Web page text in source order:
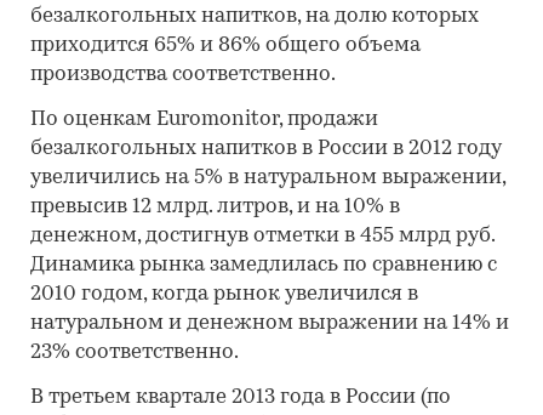
безалкогольных напитков, на долю которых
приходится 65% и 86% общего объема
производства соответственно.
По оценкам Euromonitor, продажи
безалкогольных напитков в России в 2012 году
увеличились на 5% в натуральном выражении,
превысив 12 млрд. литров, и на 10% в
денежном, достигнув отметки в 455 млрд руб.
Динамика рынка замедлилась по сравнению с
2010 годом, когда рынок увеличился в
натуральном и денежном выражении на 14% и
23% соответственно.
В третьем квартале 2013 года в России (по